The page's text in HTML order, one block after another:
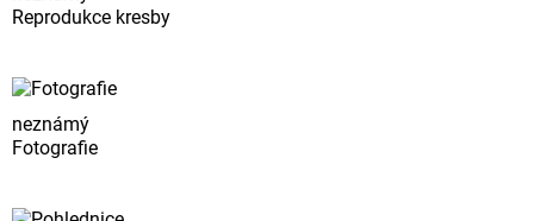
Reprodukce kresby
neznámý
Fotografie